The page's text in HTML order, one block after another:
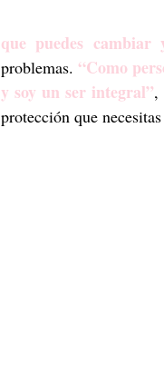
que puedes
problemas. “Como
y soy un ser integral”,
protección que